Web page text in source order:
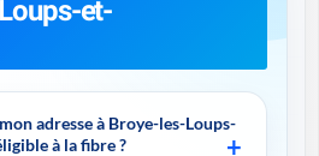
et-
adresse à Broye-les-Loups-
à la fibre ?